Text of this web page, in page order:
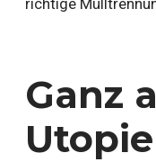
Ganz
Utopie